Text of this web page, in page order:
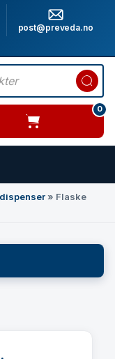
post@preveda.no
0
varer i handlevogn
» Flaske